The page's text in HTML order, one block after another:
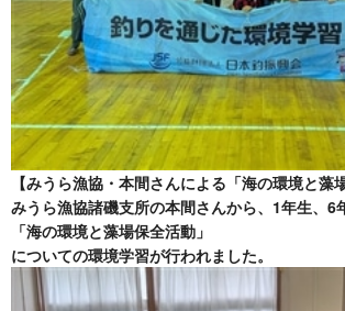
【みうら漁協・本間さんによる「海の環境と藻
みうら漁協諸磯支所の本間さんから、1年生、6
「海の環境と藻場保全活動」
についての環境学習が行われました。